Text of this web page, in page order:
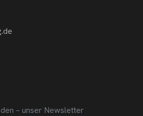
– unser Newsletter